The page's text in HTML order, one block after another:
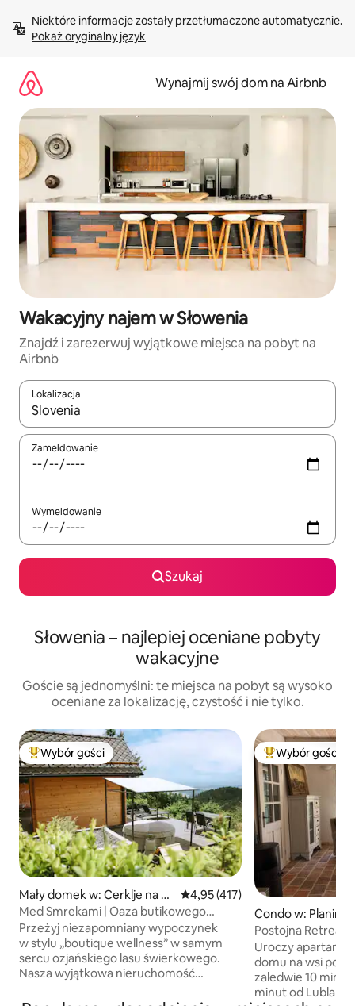
treści Pokaż oryginalny język
Wynajmij swój dom na Airbnb
Wakacyjny najem w Słowenia
Znajdź i zarezerwuj wyjątkowe miejsca na pobyt na
Airbnb
Lokalizacja
Gdy wyniki będą dostępne, możesz poruszać się po nich za
Zameldowanie
Wymeldowanie
Szukaj
Słowenia – najlepiej oceniane pobyty
wakacyjne
Goście są jednomyślni: te miejsca na pobyt są wysoko
oceniane za lokalizację, czystość i nie tylko.
Najpopularniejsze z kategorii Wybór gości
Wybór gości
Mały domek w: Cerklje na G
orenjskem
Średnia ocena: 4,95 na 5, liczba
4,95 (417)
Med Smrekami | Oaza butikowego
wellness i SPA
Przeżyj niezapomniany wypoczynek
w stylu „boutique wellness” w samym
sercu ozjańskiego lasu świerkowego.
Nasza wyjątkowa nieruchomość
Wybór gości
Condo w: Planina
Postojna Retreat
Uroczy
domu na wsi
zaledwie 10 minut
minut od Lublany